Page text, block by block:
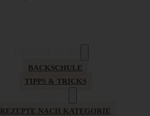
BACKSCHULE
TIPPS & TRICKS
REZEPTE NACH KATEGORIE